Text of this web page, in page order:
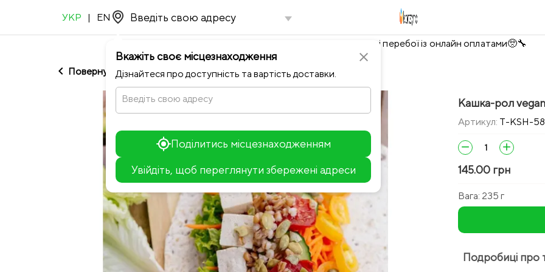
УКР | EN
close
Вкажіть своє місцезнаходження
Дізнайтеся про доступність та вартість доставки.
Введіть свою адресу
Поділитись місцезнаходженням
Увійдіть, щоб переглянути збережені адреси
+
−
Тимчасово можливі перебої із онлайн оплатами🥺🔧
chevron_left Повернутися до Kashka
Кашка-рол vegan
Артикул: T-KSH-58
remove add
145.00 грн
Вага: 235 г
Подробиці про